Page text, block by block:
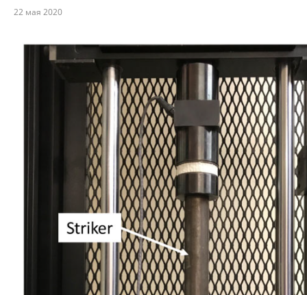
22 мая 2020